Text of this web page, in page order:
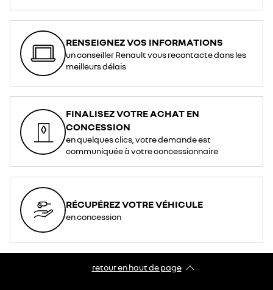
RENSEIGNEZ VOS INFORMATIONS
un conseiller Renault vous recontacte dans les
meilleurs délais
FINALISEZ VOTRE ACHAT EN
CONCESSION
en quelques clics, votre demande est
communiquée à votre concessionnaire
RÉCUPÉREZ VOTRE VÉHICULE
en concession
retour en haut de page​